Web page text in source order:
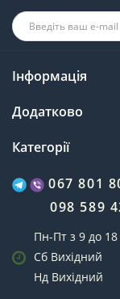
Інформація
Додатково
Категорії
067 801
098 589
Пн-Пт з 9 до 18
Сб Вихідний
Нд Вихідний